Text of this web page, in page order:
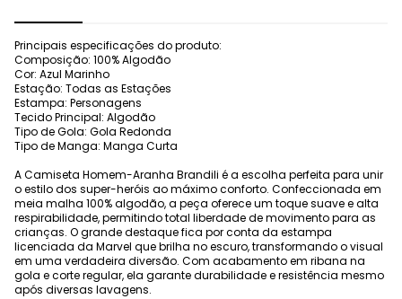
Principais especificações do produto:
Composição: 100% Algodão
Cor: Azul Marinho
Estação: Todas as Estações
Estampa: Personagens
Tecido Principal: Algodão
Tipo de Gola: Gola Redonda
Tipo de Manga: Manga Curta
A Camiseta Homem-Aranha Brandili é a escolha perfeita para unir
o estilo dos super-heróis ao máximo conforto. Confeccionada em
meia malha 100% algodão, a peça oferece um toque suave e alta
respirabilidade, permitindo total liberdade de movimento para as
crianças. O grande destaque fica por conta da estampa
licenciada da Marvel que brilha no escuro, transformando o visual
em uma verdadeira diversão. Com acabamento em ribana na
gola e corte regular, ela garante durabilidade e resistência mesmo
após diversas lavagens.